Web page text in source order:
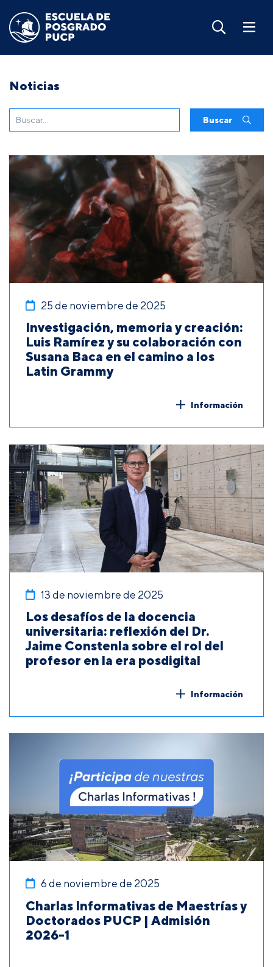
Noticias
Buscar
25 de noviembre de 2025
Investigación, memoria y creación:
Luis Ramírez y su colaboración con
Susana Baca en el camino a los
Latin Grammy
Información
13 de noviembre de 2025
Los desafíos de la docencia
universitaria: reflexión del Dr.
Jaime Constenla sobre el rol del
profesor en la era posdigital
Información
6 de noviembre de 2025
Charlas Informativas de Maestrías y
Doctorados PUCP | Admisión
2026-1